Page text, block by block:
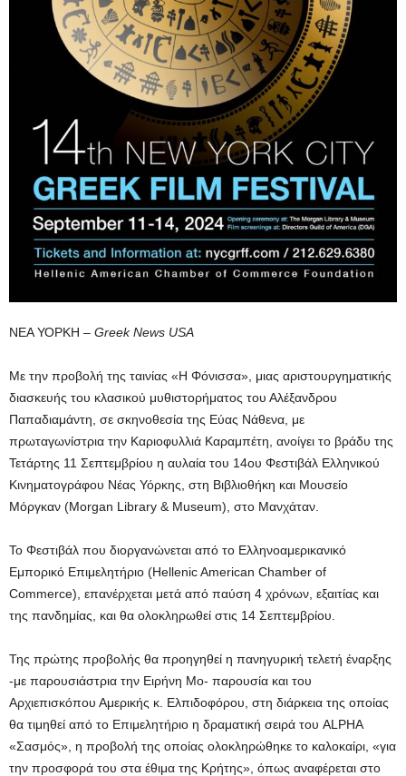
ΝΕΑ ΥΟΡΚΗ – Greek News USA
Με την προβολή της ταινίας «Η Φόνισσα», μιας αριστουργηματικής
διασκευής του κλασικού μυθιστορήματος του Αλέξανδρου
Παπαδιαμάντη, σε σκηνοθεσία της Εύας Νάθενα, με
πρωταγωνίστρια την Καριοφυλλιά Καραμπέτη, ανοίγει το βράδυ της
Τετάρτης 11 Σεπτεμβρίου η αυλαία του 14ου Φεστιβάλ Ελληνικού
Κινηματογράφου Νέας Υόρκης, στη Βιβλιοθήκη και Μουσείο
Μόργκαν (Morgan Library & Museum), στο Μανχάταν.
Το Φεστιβάλ που διοργανώνεται από το Ελληνοαμερικανικό
Εμπορικό Επιμελητήριο (Hellenic American Chamber of
Commerce), επανέρχεται μετά από παύση 4 χρόνων, εξαιτίας και
της πανδημίας, και θα ολοκληρωθεί στις 14 Σεπτεμβρίου.
Της πρώτης προβολής θα προηγηθεί η πανηγυρική τελετή έναρξης
-με παρουσιάστρια την Ειρήνη Mo- παρουσία και του
Αρχιεπισκόπου Αμερικής κ. Ελπιδοφόρου, στη διάρκεια της οποίας
θα τιμηθεί από το Επιμελητήριο η δραματική σειρά του ALPHA
«Σασμός», η προβολή της οποίας ολοκληρώθηκε το καλοκαίρι, «για
την προσφορά του στα έθιμα της Κρήτης», όπως αναφέρεται στο